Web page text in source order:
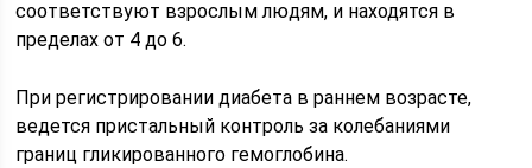
соответствуют взрослым людям, и находятся в
пределах от 4 до 6.
При регистрировании диабета в раннем возрасте,
ведется пристальный контроль за колебаниями
границ гликированного гемоглобина.